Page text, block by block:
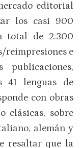
editorial
los casi 900
total de 2.300
reimpresiones e
publicaciones,
41 lenguas de
con obras
clásicas, sobre
alemán y
resaltar que la